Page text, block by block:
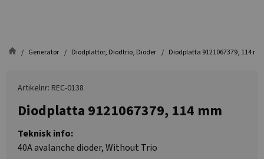
Generator Diodplattor, Diodtrio, Dioder Diodplatta 9121067379, 114
Artikelnr: REC-0138
Diodplatta 9121067379, 114 mm
Teknisk info:
40A avalanche dioder, Without Trio